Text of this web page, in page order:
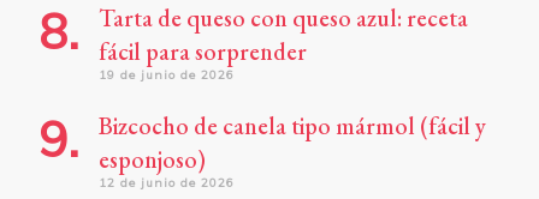
Tarta de queso con queso azul: receta
fácil para sorprender
19 de junio de 2026
Bizcocho de canela tipo mármol (fácil y
esponjoso)
12 de junio de 2026